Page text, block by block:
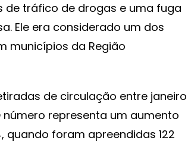
de tráfico de drogas e uma fuga
Ele era considerado um dos
municípios da Região
de circulação entre janeiro
número representa um aumento
quando foram apreendidas 122